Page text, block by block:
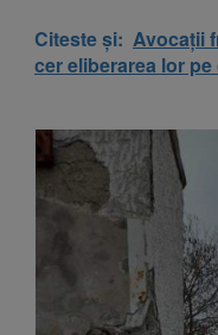
Citeste și: Avocații
cer eliberarea lor